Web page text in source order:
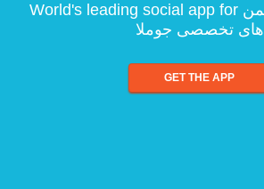
World's leading social app for پارس جوم :: انجمن
های تخصصی جوملا
GET THE APP